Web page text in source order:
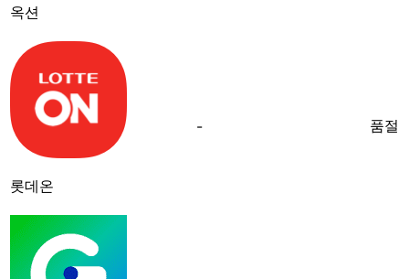
옥션
롯데온
- 품절